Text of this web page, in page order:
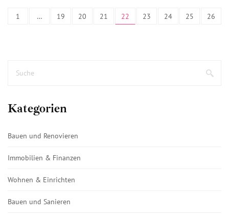
1 … 19 20 21 22 23 24 25 26
Kategorien
Bauen und Renovieren
Immobilien & Finanzen
Wohnen & Einrichten
Bauen und Sanieren